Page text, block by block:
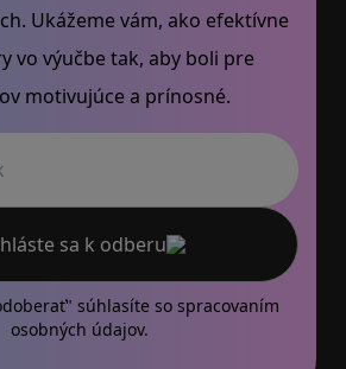
Ukážeme vám, ako efektívne
vo výučbe tak, aby boli pre
motivujúce a prínosné.
sa k odberu
súhlasíte so spracovaním
osobných údajov.